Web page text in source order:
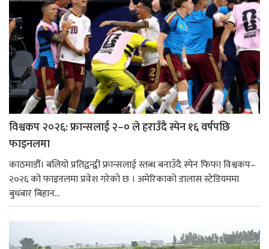
विश्वकप २०२६: फ्रान्सलाई २–० ले हराउँदै स्पेन १६ वर्षपछि
फाइनलमा
काठमाडौँ। बलियो प्रतिद्वन्द्वी फ्रान्सलाई स्तब्ध बनाउँदै स्पेन फिफा विश्वकप–
२०२६ को फाइनलमा प्रवेश गरेको छ । अमेरिकाको डालास स्टेडियममा
बुधबार बिहान...